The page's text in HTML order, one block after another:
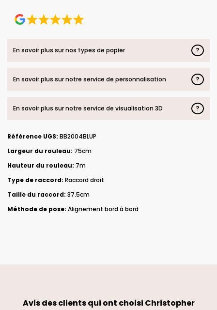
En savoir plus sur nos types de papier ?
En savoir plus sur notre service de personnalisation ?
En savoir plus sur notre service de visualisation 3D ?
Référence UGS: BB2004BLUP
Largeur du rouleau: 75cm
Hauteur du rouleau: 7m
Type de raccord: Raccord droit
Taille du raccord: 37.5cm
Méthode de pose: Alignement bord à bord
Avis des clients qui ont choisi Christopher